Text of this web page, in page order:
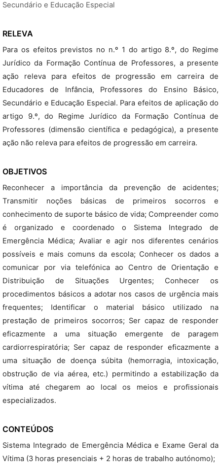
Secundário e Educação Especial
RELEVA
Para os efeitos previstos no n.º 1 do artigo 8.º, do Regime
Jurídico da Formação Contínua de Professores, a presente
ação releva para efeitos de progressão em carreira de
Educadores de Infância, Professores do Ensino Básico,
Secundário e Educação Especial. Para efeitos de aplicação do
artigo 9.º, do Regime Jurídico da Formação Contínua de
Professores (dimensão científica e pedagógica), a presente
ação não releva para efeitos de progressão em carreira.
OBJETIVOS
Reconhecer a importância da prevenção de acidentes;
Transmitir noções básicas de primeiros socorros e
conhecimento de suporte básico de vida; Compreender como
é organizado e coordenado o Sistema Integrado de
Emergência Médica; Avaliar e agir nos diferentes cenários
possíveis e mais comuns da escola; Conhecer os dados a
comunicar por via telefónica ao Centro de Orientação e
Distribuição de Situações Urgentes; Conhecer os
procedimentos básicos a adotar nos casos de urgência mais
frequentes; Identificar o material básico utilizado na
prestação de primeiros socorros; Ser capaz de responder
eficazmente a uma situação emergente de paragem
cardiorrespiratória; Ser capaz de responder eficazmente a
uma situação de doença súbita (hemorragia, intoxicação,
obstrução de via aérea, etc.) permitindo a estabilização da
vítima até chegarem ao local os meios e profissionais
especializados.
CONTEÚDOS
Sistema Integrado de Emergência Médica e Exame Geral da
Vítima (3 horas presenciais + 2 horas de trabalho autónomo);